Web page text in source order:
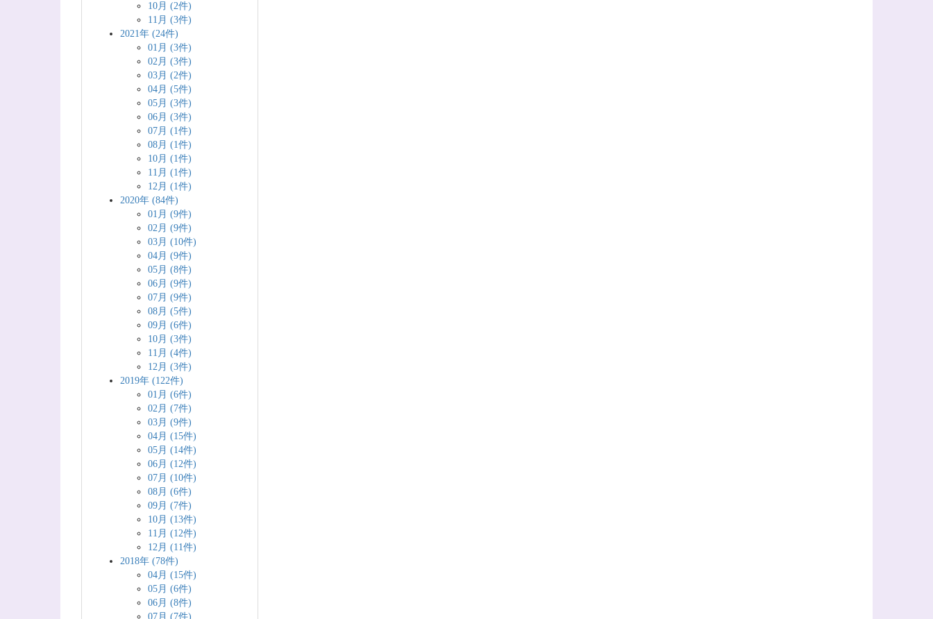
10月 (2件)
11月 (3件)
2021年 (24件)
01月 (3件)
02月 (3件)
03月 (2件)
04月 (5件)
05月 (3件)
06月 (3件)
07月 (1件)
08月 (1件)
10月 (1件)
11月 (1件)
12月 (1件)
2020年 (84件)
01月 (9件)
02月 (9件)
03月 (10件)
04月 (9件)
05月 (8件)
06月 (9件)
07月 (9件)
08月 (5件)
09月 (6件)
10月 (3件)
11月 (4件)
12月 (3件)
2019年 (122件)
01月 (6件)
02月 (7件)
03月 (9件)
04月 (15件)
05月 (14件)
06月 (12件)
07月 (10件)
08月 (6件)
09月 (7件)
10月 (13件)
11月 (12件)
12月 (11件)
2018年 (78件)
04月 (15件)
05月 (6件)
06月 (8件)
07月 (7件)